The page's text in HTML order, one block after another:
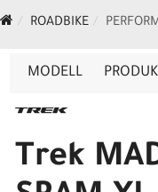
ROADBIKE
MODELL
Trek